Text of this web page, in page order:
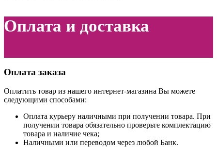
Оплата и доставка
Оплата заказа
Оплатить товар из нашего интернет-магазина Вы можете
следующими способами:
Оплата курьеру наличными при получении товара. При
получении товара обязательно проверьте комплектацию
товара и наличие чека;
Наличными или переводом через любой Банк.